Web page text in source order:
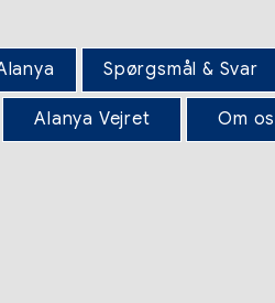
Spørgsmål & Svar
Alanya Vejret Om os